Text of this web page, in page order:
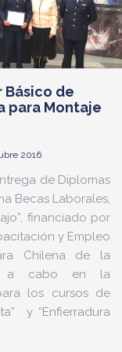
Básico de
para Montaje
2016
de Diplomas
Becas Laborales,
financiado por
y Empleo
Chilena de la
a cabo en la
los cursos de
y “Enfierradura